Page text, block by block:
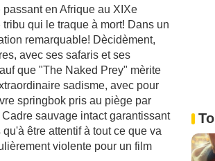
en Afrique au XIXe
qui le traque à mort! Dans un
remarquable! Dècidèment,
avec ses safaris et ses
que "The Naked Prey" mèrite
sadisme, avec pour
springbok pris au piège par
sauvage intact garantissant
être attentif à tout ce que va
violente pour un film